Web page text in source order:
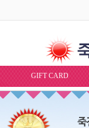
GIFT CARD